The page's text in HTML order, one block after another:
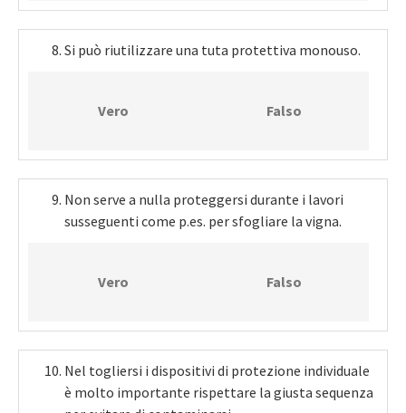
Si può riutilizzare una tuta protettiva monouso.
Vero Falso
Non serve a nulla proteggersi durante i lavori
susseguenti come p.es. per sfogliare la vigna.
Vero Falso
Nel togliersi i dispositivi di protezione individuale
è molto importante rispettare la giusta sequenza